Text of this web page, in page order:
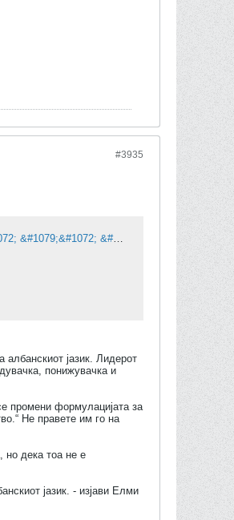
#3935
&#1043;&#1072;&#1096;&#1080;: &#1056;&#1077;&#1079;&#1086;&#1083;&#1091;&#1094;&#1080;&#1112;&#1072; &#1079;&#1072; &#1087;&#1088;&#1086;&#1084;&#1077;&#1085;&#1072; &#1085;&#1072; &#1072;&#1083;&#1073;&#1072;&#1085;&#1089;&#1082;&#1080;&#1086;&#1090; &#1112;&#1072;&#1079;&#1080;&#1082; &#1074;&#1086; &#1059;&#1089;&#1090;&#1072;&#1074;&#1086;&#1090;
јазик. Лидерот
понижувачка и
промени формулацијата за
Не правете им го на
но дека тоа не е
јазик. - изјави Елми